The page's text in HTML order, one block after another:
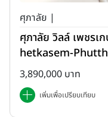
ศุภาลัย |
ศุภาลัย วิลล์ เพชร
hetkasem-
3,890,000 บาท
เพิ่มเพื่อเปรียบเทียบ